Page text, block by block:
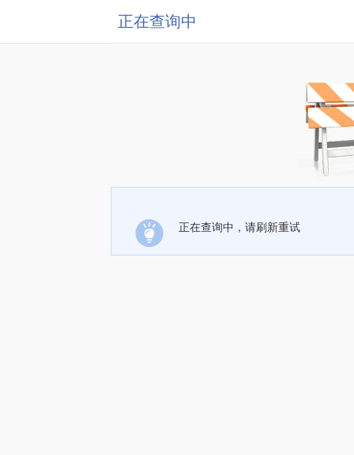
正在查询中
正在查询中，请刷新重试